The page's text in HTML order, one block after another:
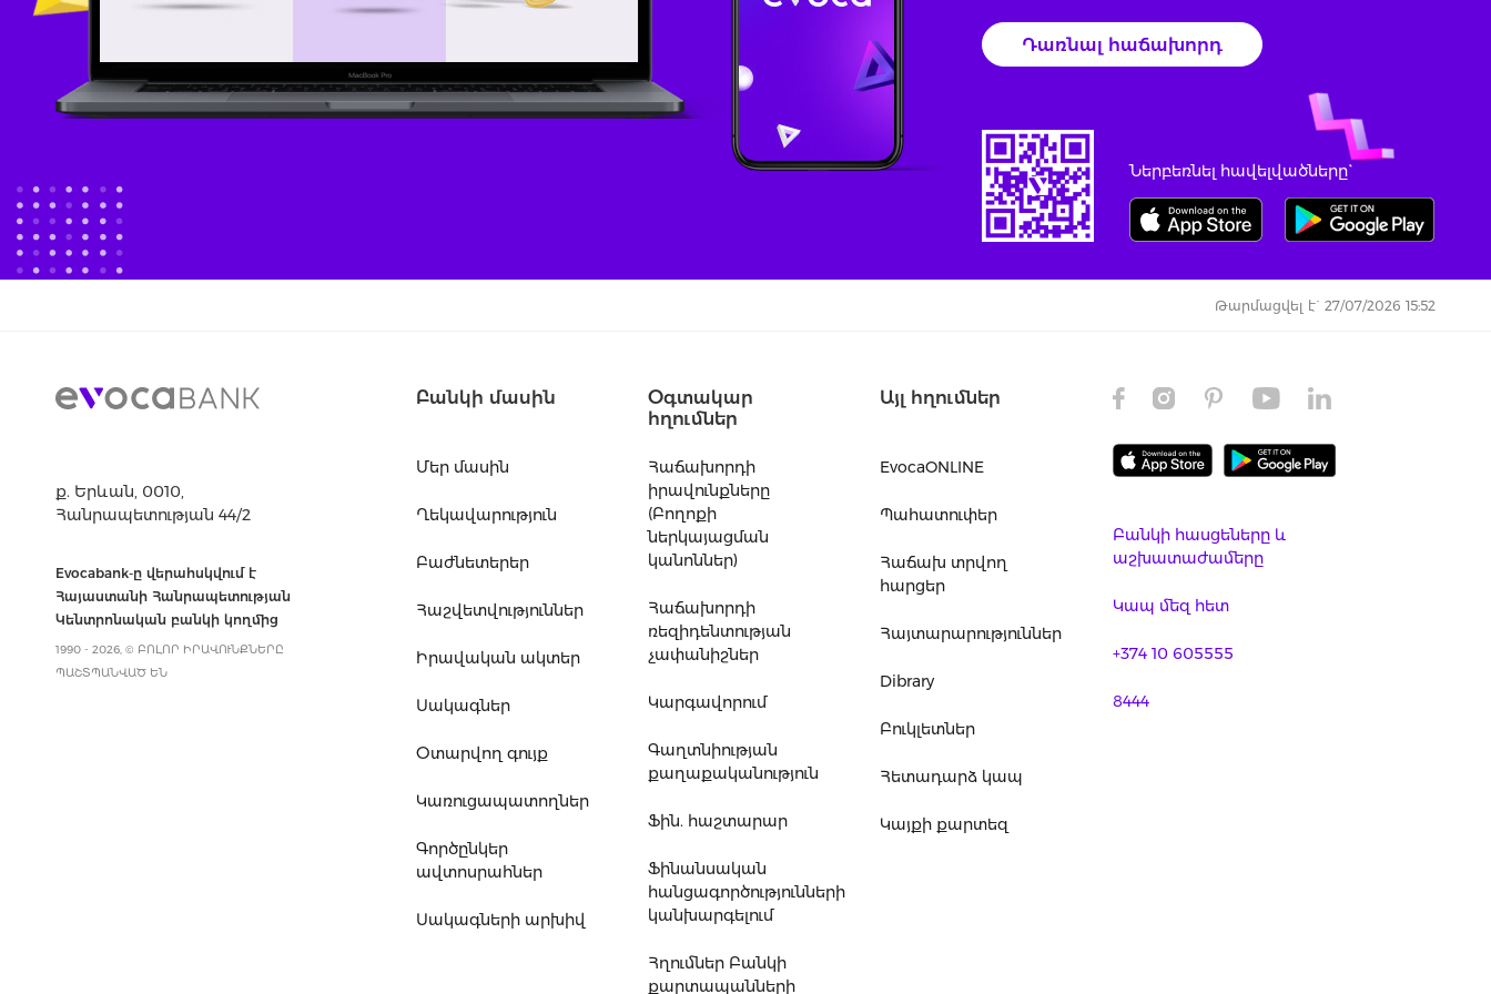
Դառնալ հաճախորդ
Ներբեռնել հավելվածները`
Թարմացվել է` 27/07/2026 15:52
ք. Երևան, 0010,
Հանրապետության 44/2
Evocabank-ը վերահսկվում է
Հայաստանի Հանրապետության
Կենտրոնական բանկի կողմից
1990 - 2026, © ԲՈԼՈՐ ԻՐԱՎՈՒՆՔՆԵՐԸ
ՊԱՇՏՊԱՆՎԱԾ ԵՆ
Բանկի մասին
Մեր մասին
Ղեկավարություն
Բաժնետերեր
Հաշվետվություններ
Իրավական ակտեր
Սակագներ
Օտարվող գույք
Կառուցապատողներ
Գործընկեր
ավտոսրահներ
Սակագների արխիվ
Օգտակար
հղումներ
Հաճախորդի
իրավունքները
(Բողոքի
ներկայացման
կանոններ)
Հաճախորդի
ռեզիդենտության
չափանիշներ
Կարգավորում
Գաղտնիության
քաղաքականություն
Ֆին. հաշտարար
Ֆինանսական
հանցագործությունների
կանխարգելում
Հղումներ Բանկի
քարտապանների
Այլ հղումներ
EvocaONLINE
Պահատուփեր
Հաճախ տրվող
հարցեր
Հայտարարություններ
Dibrary
Բուկլետներ
Հետադարձ կապ
Կայքի քարտեզ
Բանկի հասցեները և
աշխատաժամերը
Կապ մեզ հետ
+374 10 605555
8444